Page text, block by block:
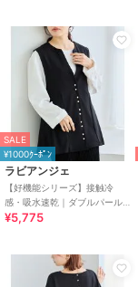
SALE
¥1000ｸｰﾎﾟﾝ
ラビアンジェ
【好機能シリーズ】接触冷
感・吸水速乾｜ダブルパール
釦タックベスト
¥5,775